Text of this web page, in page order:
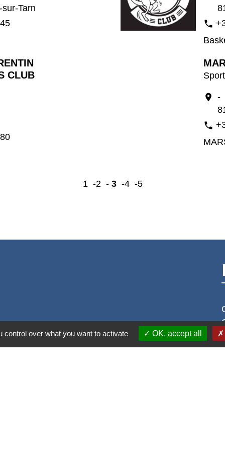
Tarn
phone
CLUB
location_on -
phone
1 -2 - 3 -4 -5
over what you want to activate OK, accept all